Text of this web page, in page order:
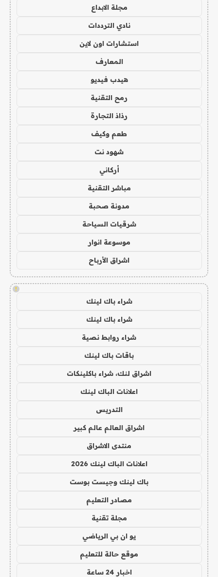
مجلة الابداع
نادي الترددات
استشارات اون لاين
المعارف
هيدب فيديو
رمح التقنية
رذاذ التجارة
طعم وكيف
شهود نت
أركاني
مباشر التقنية
مدونة صحبة
شرقيات السياحة
موسوعة انوار
اشراق الأرباح
!
شراء باك لينك
شراء باك لينك
شراء روابط نصية
باقات باك لينك
اشراق لنك، شراء باكلينكات
اعلانات الباك لينك
التدريس
اشراق العالم عالم كبير
منتدى الاشراق
اعلانات الباك لينك 2026
باك لينك وجيست بوست
مصادر التعليم
مجلة تقنية
يو ان بي الرياضي
موقع حالة للتعليم
اخبار 24 ساعة